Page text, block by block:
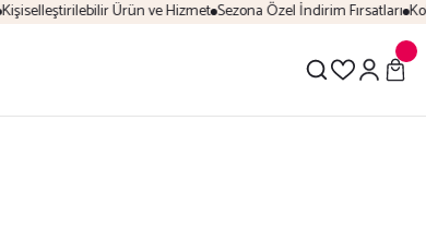
Ürün ve Hizmet Sezona Özel İndirim Fırsatları